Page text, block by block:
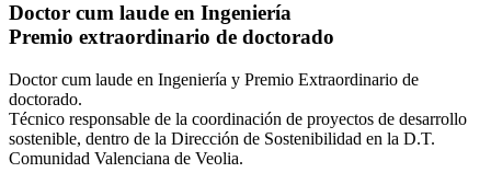
Doctor cum laude en Ingeniería
Premio extraordinario de doctorado
Doctor cum laude en Ingeniería y Premio Extraordinario de
doctorado.
Técnico responsable de la coordinación de proyectos de desarrollo
sostenible, dentro de la Dirección de Sostenibilidad en la D.T.
Comunidad Valenciana de Veolia.